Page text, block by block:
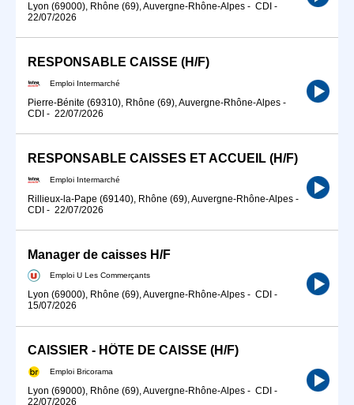
Lyon (69000), Rhône (69), Auvergne-Rhône-Alpes - CDI -
22/07/2026
RESPONSABLE CAISSE (H/F)
Emploi Intermarché
Pierre-Bénite (69310), Rhône (69), Auvergne-Rhône-Alpes -
CDI - 22/07/2026
RESPONSABLE CAISSES ET ACCUEIL (H/F)
Emploi Intermarché
Rillieux-la-Pape (69140), Rhône (69), Auvergne-Rhône-Alpes -
CDI - 22/07/2026
Manager de caisses H/F
Emploi U Les Commerçants
Lyon (69000), Rhône (69), Auvergne-Rhône-Alpes - CDI -
15/07/2026
CAISSIER - HÔTE DE CAISSE (H/F)
Emploi Bricorama
Lyon (69000), Rhône (69), Auvergne-Rhône-Alpes - CDI -
22/07/2026